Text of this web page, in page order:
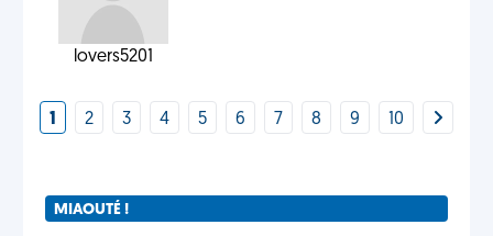
lovers5201
1 2 3 4 5 6 7 8 9 10
MIAOUTÉ !